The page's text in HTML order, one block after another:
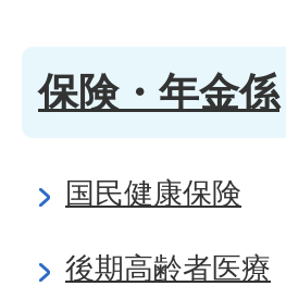
保険・年金係
国民健康保険
後期高齢者医療